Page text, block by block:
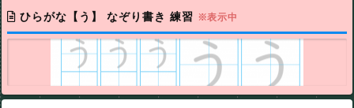
ひらがな【う】 なぞり書き 練習 ※表示中